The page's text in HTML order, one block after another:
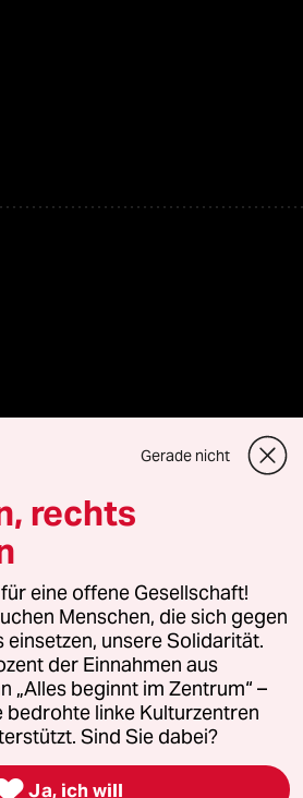
Vertriebs GmbH
rechtlichen Fragen oder für Genehmigungen
Kommune-Richtlinien
Impressum AGB
widerrufen (Ads)
Gerade nicht
rechts
eine offene Gesellschaft!
Menschen, die sich gegen
unsere Solidarität.
der Einnahmen aus
„Alles beginnt im Zentrum“ –
bedrohte linke Kulturzentren
Sind Sie dabei?
Ja, ich will